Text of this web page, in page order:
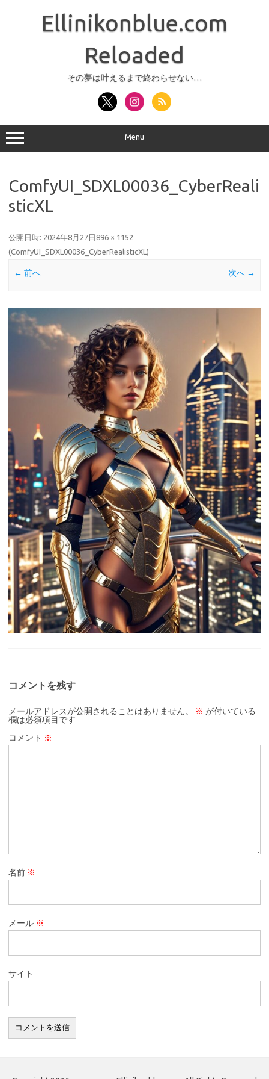
Ellinikonblue.com
Reloaded
その夢は叶えるまで終わらせない…
Menu
ComfyUI_SDXL00036_CyberReali
sticXL
公開日時: 2024年8月27日 896 × 1152
(ComfyUI_SDXL00036_CyberRealisticXL )
← 前へ 次へ →
コメントを残す
メールアドレスが公開されることはありません。 ※ が付いている
欄は必須項目です
コメント ※
名前 ※
メール ※
サイト